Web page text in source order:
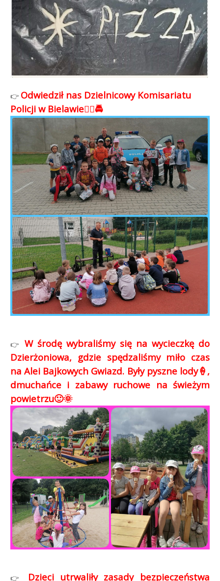
👉 Odwiedził nas Dzielnicowy Komisariatu
Policji w Bielawie👮‍♂️🚔
👉 W środę wybraliśmy się na wycieczkę do
Dzierżoniowa, gdzie spędzaliśmy miło czas
na Alei Bajkowych Gwiazd. Były pyszne lody🍦,
dmuchańce i zabawy ruchowe na świeżym
powietrzu🙂🌞
👉 Dzieci utrwaliły zasady bezpieczeństwa